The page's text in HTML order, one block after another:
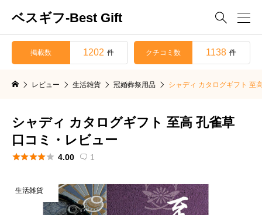
ベスギフ-Best Gift 
掲載数 1202 件 クチコミ数 1138 件
レビュー 生活雑貨 冠婚葬祭用品 シャディ カタログギフト 至
シャディ カタログギフト 至高 孔雀草
口コミ・レビュー
 4.00  1
生活雑貨